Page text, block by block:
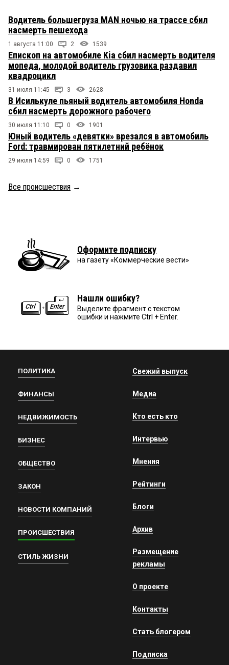
Водитель большегруза MAN ночью на трассе сбил
насмерть пешехода
1 августа 11:00 2 1539
Епископ на автомобиле Kia сбил насмерть водителя
мопеда, молодой водитель грузовика раздавил
квадроцикл
31 июля 11:45 3 2628
В Исилькуле пьяный водитель автомобиля Honda
сбил насмерть дорожного рабочего
30 июля 11:10 0 1901
Юный водитель «девятки» врезался в автомобиль
Ford: травмирован пятилетний ребёнок
29 июля 14:59 0 1751
Все происшествия →
Оформите подписку
на газету «Коммерческие вести»
Нашли ошибку?
Выделите фрагмент с текстом
ошибки и нажмите Ctrl + Enter.
ПОЛИТИКА
ФИНАНСЫ
НЕДВИЖИМОСТЬ
БИЗНЕС
ОБЩЕСТВО
ЗАКОН
НОВОСТИ КОМПАНИЙ
ПРОИСШЕСТВИЯ
СТИЛЬ ЖИЗНИ
Свежий выпуск
Медиа
Кто есть кто
Интервью
Мнения
Рейтинги
Блоги
Архив
Размещение
рекламы
О проекте
Контакты
Стать блогером
Подписка